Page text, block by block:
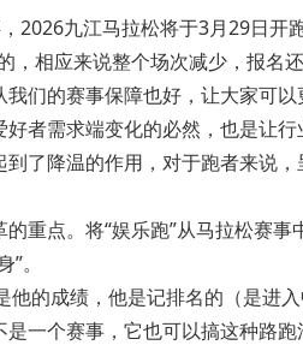
2026九江马拉松将于3月29日
相应来说整个场次减少，报名
们的赛事保障也好，让大家可
者需求端变化的必然，也是让
了降温的作用，对于跑者来说
重点。将“娱乐跑”从马拉松赛
。
的成绩，他是记排名的（是进
一个赛事，它也可以搞这种路